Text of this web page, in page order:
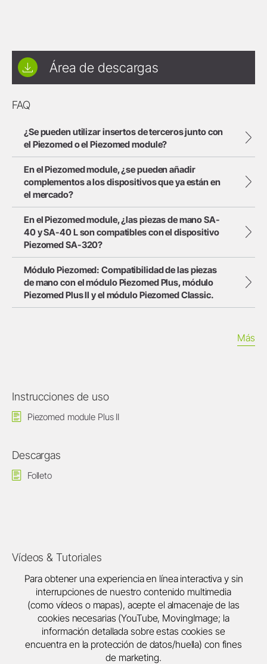
Área de descargas
FAQ
¿Se pueden utilizar insertos de terceros junto con
el Piezomed o el Piezomed module?
En el Piezomed module, ¿se pueden añadir
complementos a los dispositivos que ya están en
el mercado?
En el Piezomed module, ¿las piezas de mano SA-
40 y SA-40 L son compatibles con el dispositivo
Piezomed SA-320?
Módulo Piezomed: Compatibilidad de las piezas
de mano con el módulo Piezomed Plus, módulo
Piezomed Plus II y el módulo Piezomed Classic.
Más
Instrucciones de uso
Piezomed module Plus II
Descargas
Folleto
Vídeos & Tutoriales
Para obtener una experiencia en línea interactiva y sin
interrupciones de nuestro contenido multimedia
(como vídeos o mapas), acepte el almacenaje de las
cookies necesarias (YouTube, MovingImage; la
información detallada sobre estas cookies se
encuentra en la protección de datos/huella) con fines
de marketing.